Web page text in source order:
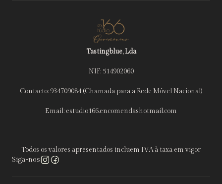
Tastingblue, Lda
NIF: 514902060
Contacto: 934709084 (Chamada para a Rede Móvel Nacional)
Email: estudio166.encomendashotmail.com
Todos os valores apresentados incluem IVA à taxa em vigor
Siga-nos